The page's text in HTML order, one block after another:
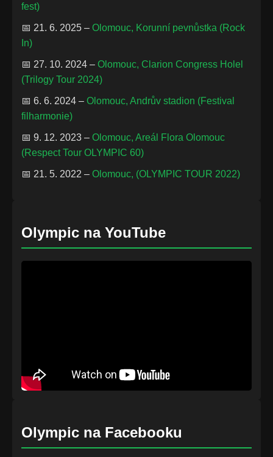
fest)
📅 21. 6. 2025 – Olomouc, Korunní pevnůstka (Rock
In)
📅 27. 10. 2024 – Olomouc, Clarion Congress Holel
(Trilogy Tour 2024)
📅 6. 6. 2024 – Olomouc, Andrův stadion (Festival
filharmonie)
📅 9. 12. 2023 – Olomouc, Areál Flora Olomouc
(Respect Tour OLYMPIC 60)
📅 21. 5. 2022 – Olomouc, (OLYMPIC TOUR 2022)
Olympic na YouTube
Olympic na Facebooku